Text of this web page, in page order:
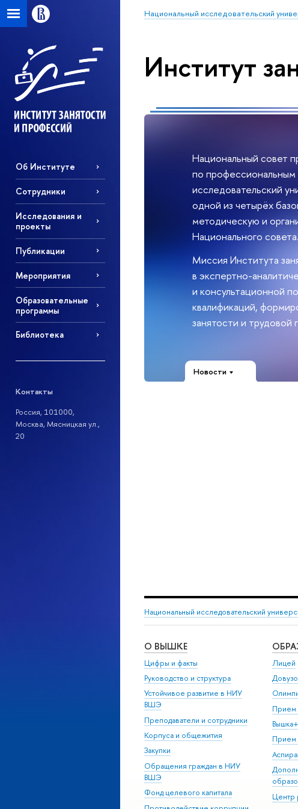
Национальный исследовательский
Об Институте
Сотрудники
Исследования и
проекты
Публикации
Мероприятия
Образовательные
программы
Библиотека
Контакты
Россия, 101000,
Москва, Мясницкая ул.,
20
Институт
Национальный совет
по
исследовательский
одной из четырёх
методическую и
Национального совета.
Миссия Института
в экспертно-
и консультационной
квалификаций,
занятости и трудовой
Новости
Национальный исследовательский
О ВЫШКЕ
Цифры и факты
Руководство и структура
Устойчивое развитие в НИУ
ВШЭ
Преподаватели и сотрудники
Корпуса и общежития
Закупки
Обращения граждан в НИУ
ВШЭ
Фонд целевого капитала
Лицей
Прием
Вышка+
Прием
Центр